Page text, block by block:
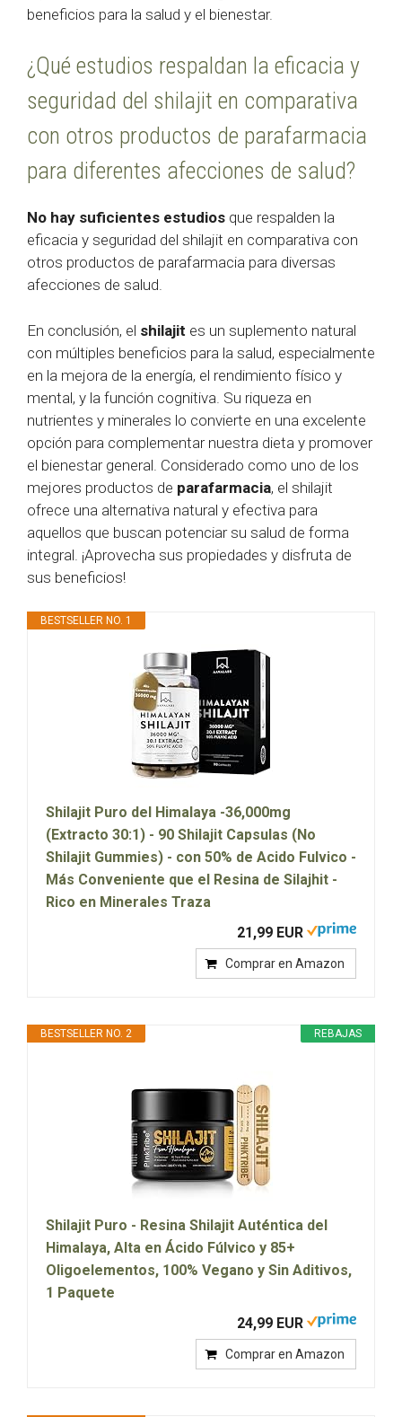
beneficios para la salud y el bienestar.
¿Qué estudios respaldan la eficacia y
seguridad del shilajit en comparativa
con otros productos de parafarmacia
para diferentes afecciones de salud?
No hay suficientes estudios que respalden la
eficacia y seguridad del shilajit en comparativa con
otros productos de parafarmacia para diversas
afecciones de salud.
En conclusión, el shilajit es un suplemento natural
con múltiples beneficios para la salud, especialmente
en la mejora de la energía, el rendimiento físico y
mental, y la función cognitiva. Su riqueza en
nutrientes y minerales lo convierte en una excelente
opción para complementar nuestra dieta y promover
el bienestar general. Considerado como uno de los
mejores productos de parafarmacia, el shilajit
ofrece una alternativa natural y efectiva para
aquellos que buscan potenciar su salud de forma
integral. ¡Aprovecha sus propiedades y disfruta de
sus beneficios!
BESTSELLER NO. 1
Shilajit Puro del Himalaya -36,000mg
(Extracto 30:1) - 90 Shilajit Capsulas (No
Shilajit Gummies) - con 50% de Acido Fulvico -
Más Conveniente que el Resina de Silajhit -
Rico en Minerales Traza
21,99 EUR
Comprar en Amazon
REBAJAS
BESTSELLER NO. 2
Shilajit Puro - Resina Shilajit Auténtica del
Himalaya, Alta en Ácido Fúlvico y 85+
Oligoelementos, 100% Vegano y Sin Aditivos,
1 Paquete
24,99 EUR
Comprar en Amazon